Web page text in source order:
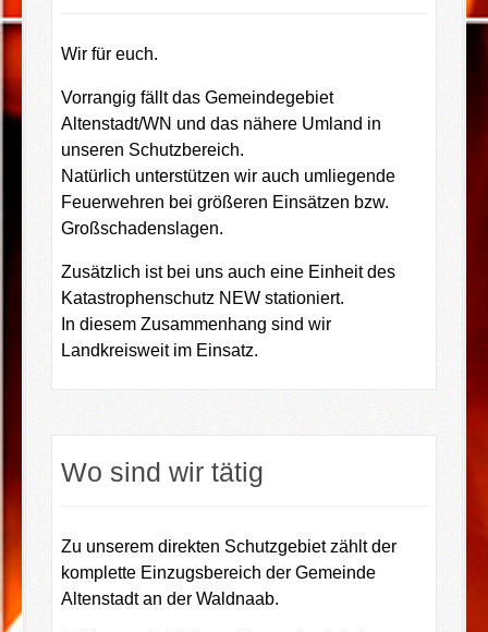
Wir für euch.
Vorrangig fällt das Gemeindegebiet
Altenstadt/WN und das nähere Umland in
unseren Schutzbereich.
Natürlich unterstützen wir auch umliegende
Feuerwehren bei größeren Einsätzen bzw.
Großschadenslagen.
Zusätzlich ist bei uns auch eine Einheit des
Katastrophenschutz NEW stationiert.
In diesem Zusammenhang sind wir
Landkreisweit im Einsatz.
Wo sind wir tätig
Zu unserem direkten Schutzgebiet zählt der
komplette Einzugsbereich der Gemeinde
Altenstadt an der Waldnaab.